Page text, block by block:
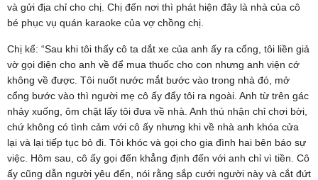
và gửi địa chỉ cho chị. Chị đến nơi thì phát hiện đây là nhà của cô
bé phục vụ quán karaoke của vợ chồng chị.
Chị kể: “Sau khi tôi thấy cô ta dắt xe của anh ấy ra cổng, tôi liền giả
vờ gọi điện cho anh về để mua thuốc cho con nhưng anh viện cớ
không về được. Tôi nuốt nước mắt bước vào trong nhà đó, mở
cổng bước vào thì người mẹ cô ấy đẩy tôi ra ngoài. Anh từ trên gác
nhảy xuống, ôm chặt lấy tôi đưa về nhà. Anh thú nhận chỉ chơi bời,
chứ không có tình cảm với cô ấy nhưng khi về nhà anh khóa cửa
lại và lại tiếp tục bỏ đi. Tôi khóc và gọi cho gia đình hai bên báo sự
việc. Hôm sau, cô ấy gọi đến khẳng định đến với anh chỉ vì tiền. Cô
ấy cũng dẫn người yêu đến, nói rằng sắp cưới người này và cắt đứt